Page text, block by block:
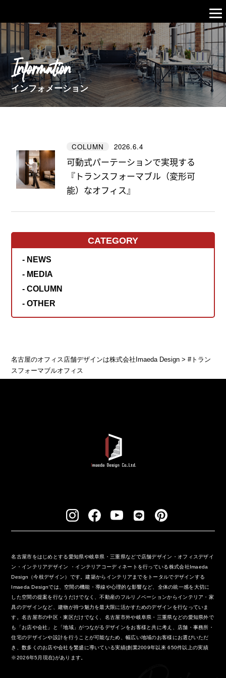
Information
インフォメーション
COLUMN 2026.6.4
可動式パーテーションで実現する
『トランスフォーマブル（変形可
能）なオフィス』
CATEGORY
- NEWS
- MEDIA
- COLUMN
- OTHER
名古屋のオフィス店舗デザインは株式会社Imaeda Design >#トラン
スフォーマブルオフィス
名古屋市をはじめとする愛知県や岐阜県・三重県などで店舗デザイン・オフィスデザイ
ン・インテリアデザイン ・インテリアコーディネートを行っている株式会社Imaeda
Design（今枝デザイン）です。建築からインテリアまでをトータルでデザインする
Imaeda Designでは、空間の機能・導線や心理的な影響など、全体の統一感を大切に
した空間の提案を行なうだけでなく、不動産のフルリノベーションからインテリア・家
具のデザインなど、建物が持つ魅力を最大限に活かすためのデザインを行なっていま
す。名古屋市の中区・東区だけでなく、名古屋市外や岐阜県・三重県などの愛知県外で
も「お店や会社」と「地域」がつながるデザインをお客様と共に考え、店舗・事務所・
住宅のデザインや設計を行うことが可能なため、幅広い地域のお客様にお選びいただ
き、数多くのお店や会社を繁盛に導いている実績(創業2009年以来 650件以上の実績
※2026年5月現在)があります。